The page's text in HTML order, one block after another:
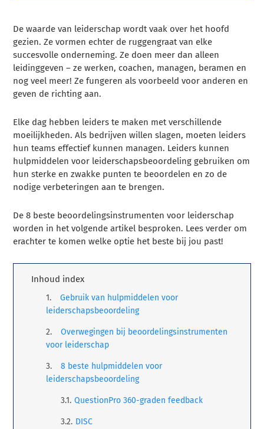
De waarde van leiderschap wordt vaak over het hoofd
gezien. Ze vormen echter de ruggengraat van elke
succesvolle onderneming. Ze doen meer dan alleen
leidinggeven – ze werken, coachen, managen, beramen en
nog veel meer! Ze fungeren als voorbeeld voor anderen en
geven de richting aan.
Elke dag hebben leiders te maken met verschillende
moeilijkheden. Als bedrijven willen slagen, moeten leiders
hun teams effectief kunnen managen. Leiders kunnen
hulpmiddelen voor leiderschapsbeoordeling gebruiken om
hun sterke en zwakke punten te beoordelen en zo de
nodige verbeteringen aan te brengen.
De 8 beste beoordelingsinstrumenten voor leiderschap
worden in het volgende artikel besproken. Lees verder om
erachter te komen welke optie het beste bij jou past!
Inhoud index
Gebruik van hulpmiddelen voor
leiderschapsbeoordeling
Overwegingen bij beoordelingsinstrumenten
voor leiderschap
8 beste hulpmiddelen voor
leiderschapsbeoordeling
QuestionPro 360-graden feedback
DISC